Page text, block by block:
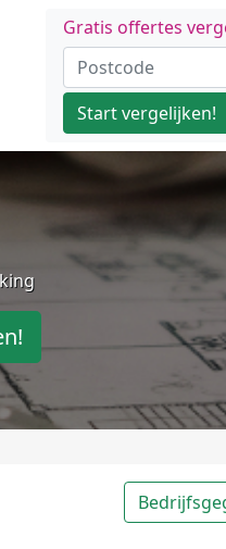
Gratis offertes
Start vergelijken!